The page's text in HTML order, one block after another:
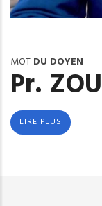
MOT DU DOYEN
Pr.
LIRE PLUS